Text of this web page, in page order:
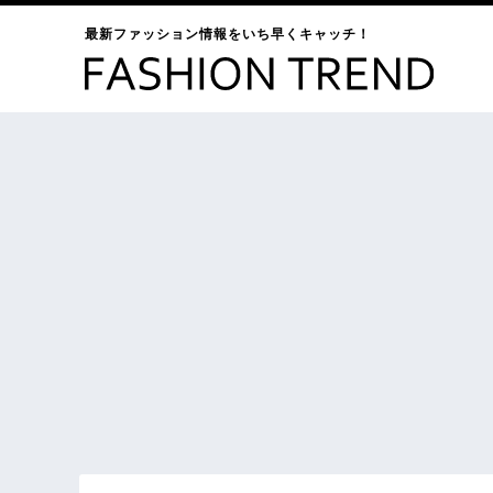
最新ファッション情報をいち早くキャッチ！